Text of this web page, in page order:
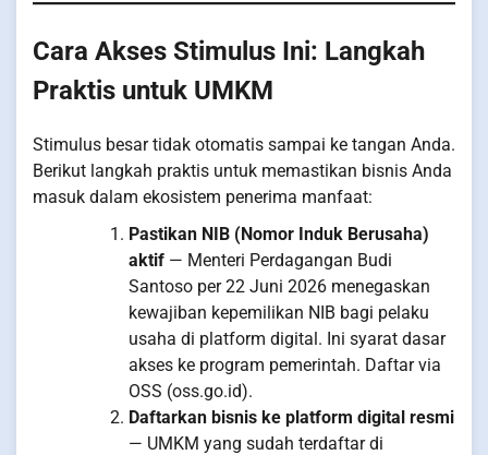
Cara Akses Stimulus Ini: Langkah
Praktis untuk UMKM
Stimulus besar tidak otomatis sampai ke tangan Anda.
Berikut langkah praktis untuk memastikan bisnis Anda
masuk dalam ekosistem penerima manfaat:
Pastikan NIB (Nomor Induk Berusaha)
aktif — Menteri Perdagangan Budi
Santoso per 22 Juni 2026 menegaskan
kewajiban kepemilikan NIB bagi pelaku
usaha di platform digital. Ini syarat dasar
akses ke program pemerintah. Daftar via
OSS (oss.go.id).
Daftarkan bisnis ke platform digital resmi
— UMKM yang sudah terdaftar di